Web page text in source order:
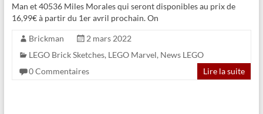
Man et 40536 Miles Morales qui seront disponibles au prix de
16,99€ à partir du 1er avril prochain. On
Brickman
2 mars 2022
LEGO Brick Sketches, LEGO Marvel, News LEGO
0 Commentaires
Lire la suite